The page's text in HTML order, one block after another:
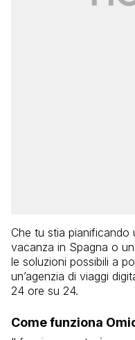
Che tu stia pianificando
vacanza in Spagna o
le soluzioni possibili a
un’agenzia di viaggi
24 ore su 24.
Come funziona